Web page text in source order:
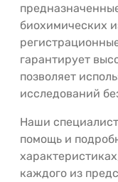
биохимических
гарантирует
позволяет
исследований
Наши
помощь и
каждого из